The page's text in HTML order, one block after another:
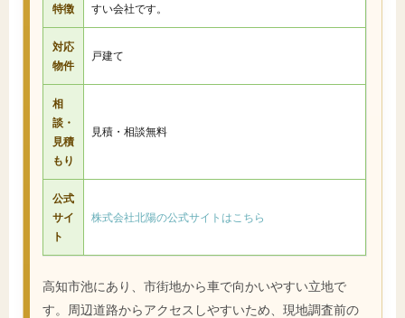
特徴
すい会社です。
対応
物件
戸建て
相
談・
見積
もり
見積・相談無料
公式
サイ
ト
株式会社北陽の公式サイトはこちら
高知市池にあり、市街地から車で向かいやすい立地で
す。周辺道路からアクセスしやすいため、現地調査前の